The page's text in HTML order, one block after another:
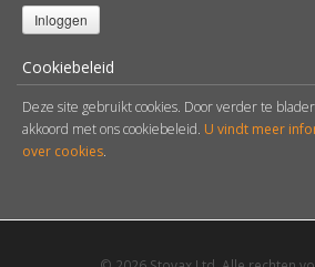
Inloggen
Cookiebeleid
Deze site gebruikt cookies. Door verder te
akkoord met ons cookiebeleid. U vindt meer
over cookies.